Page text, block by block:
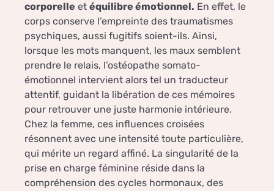
corporelle et équilibre émotionnel. En effet, le
corps conserve l’empreinte des traumatismes
psychiques, aussi fugitifs soient-ils. Ainsi,
lorsque les mots manquent, les maux semblent
prendre le relais, l’ostéopathe somato-
émotionnel intervient alors tel un traducteur
attentif, guidant la libération de ces mémoires
pour retrouver une juste harmonie intérieure.
Chez la femme, ces influences croisées
résonnent avec une intensité toute particulière,
qui mérite un regard affiné. La singularité de la
prise en charge féminine réside dans la
compréhension des cycles hormonaux, des